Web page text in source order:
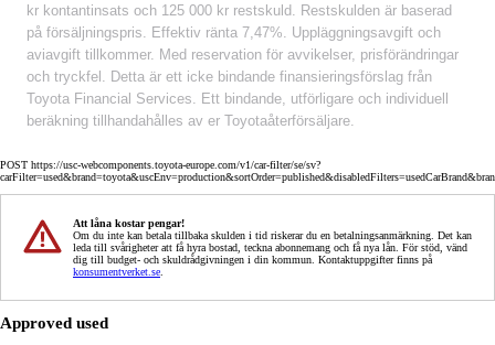
kr kontantinsats och 125 000 kr restskuld. Restskulden är baserad
på försäljningspris. Effektiv ränta 7,47%. Uppläggningsavgift och
aviavgift tillkommer. Med reservation för avvikelser, prisförändringar
och tryckfel. Detta är ett icke bindande finansieringsförslag från
Toyota Financial Services. Ett bindande, utförligare och individuell
beräkning tillhandahålles av er Toyotaåterförsäljare.
POST https://usc-webcomponents.toyota-europe.com/v1/car-filter/se/sv?
Att låna kostar pengar!
Om du inte kan betala tillbaka skulden i tid riskerar du en betalningsanmärkning. Det kan
leda till svårigheter att få hyra bostad, teckna abonnemang och få nya lån. För stöd, vänd
dig till budget- och skuldrådgivningen i din kommun. Kontaktuppgifter finns på
konsumentverket.se
Approved used